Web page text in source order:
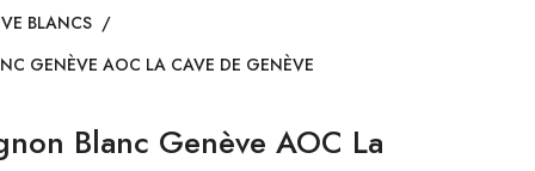
BLANCS /
GENÈVE AOC LA CAVE DE GENÈVE
Blanc Genève AOC La